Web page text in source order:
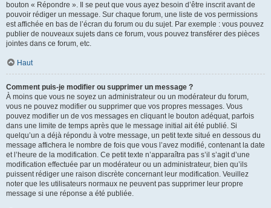
bouton « Répondre ». Il se peut que vous ayez besoin d’être inscrit avant de
pouvoir rédiger un message. Sur chaque forum, une liste de vos permissions
est affichée en bas de l’écran du forum ou du sujet. Par exemple : vous pouvez
publier de nouveaux sujets dans ce forum, vous pouvez transférer des pièces
jointes dans ce forum, etc.
Haut
Comment puis-je modifier ou supprimer un message ?
À moins que vous ne soyez un administrateur ou un modérateur du forum,
vous ne pouvez modifier ou supprimer que vos propres messages. Vous
pouvez modifier un de vos messages en cliquant le bouton adéquat, parfois
dans une limite de temps après que le message initial ait été publié. Si
quelqu’un a déjà répondu à votre message, un petit texte situé en dessous du
message affichera le nombre de fois que vous l’avez modifié, contenant la date
et l’heure de la modification. Ce petit texte n’apparaîtra pas s’il s’agit d’une
modification effectuée par un modérateur ou un administrateur, bien qu’ils
puissent rédiger une raison discrète concernant leur modification. Veuillez
noter que les utilisateurs normaux ne peuvent pas supprimer leur propre
message si une réponse a été publiée.